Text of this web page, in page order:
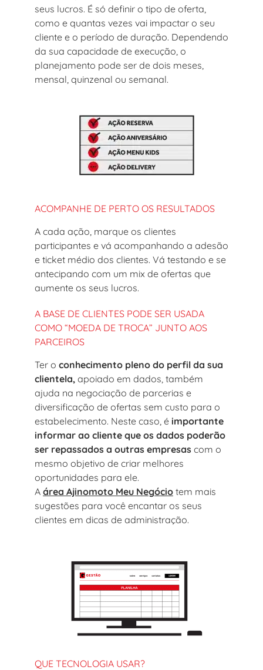
seus lucros. É só definir o tipo de oferta,
como e quantas vezes vai impactar o seu
cliente e o período de duração. Dependendo
da sua capacidade de execução, o
planejamento pode ser de dois meses,
mensal, quinzenal ou semanal.
ACOMPANHE DE PERTO OS RESULTADOS
A cada ação, marque os clientes
participantes e vá acompanhando a adesão
e ticket médio dos clientes. Vá testando e se
antecipando com um mix de ofertas que
aumente os seus lucros.
A BASE DE CLIENTES PODE SER USADA
COMO “MOEDA DE TROCA” JUNTO AOS
PARCEIROS
Ter o conhecimento pleno do perfil da sua
clientela, apoiado em dados, também
ajuda na negociação de parcerias e
diversificação de ofertas sem custo para o
estabelecimento. Neste caso, é importante
informar ao cliente que os dados poderão
ser repassados a outras empresas com o
mesmo objetivo de criar melhores
oportunidades para ele.
A área Ajinomoto Meu Negócio tem mais
sugestões para você encantar os seus
clientes em dicas de administração.
QUE TECNOLOGIA USAR?